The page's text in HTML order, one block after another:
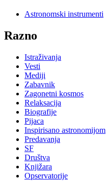
Astronomski instrumenti
Razno
Istraživanja
Vesti
Mediji
Zabavnik
Zagonetni kosmos
Relaksacija
Biografije
Pijaca
Inspirisano astronomijom
Predavanja
SF
Društva
Knjižara
Opservatorije